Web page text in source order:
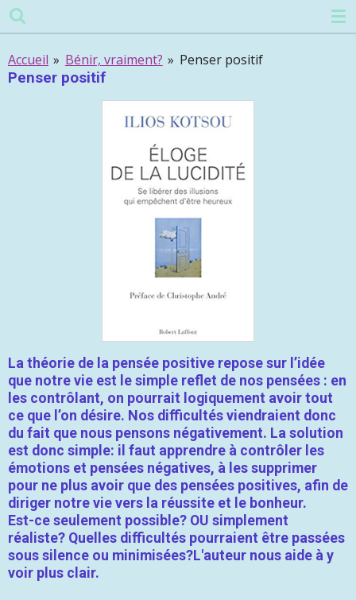
Passer
au
contenu
principal
Accueil » Bénir, vraiment? » Penser positif
Penser positif
La théorie de la pensée positive repose sur l’idée
que notre vie est le simple reflet de nos pensées : en
les contrôlant, on pourrait logiquement avoir tout
ce que l’on désire. Nos difficultés viendraient donc
du fait que nous pensons négativement. La solution
est donc simple: il faut apprendre à contrôler les
émotions et pensées négatives, à les supprimer
pour ne plus avoir que des pensées positives, afin de
diriger notre vie vers la réussite et le bonheur.
Est-ce seulement possible? OU simplement
réaliste? Quelles difficultés pourraient être passées
sous silence ou minimisées?L'auteur nous aide à y
voir plus clair.